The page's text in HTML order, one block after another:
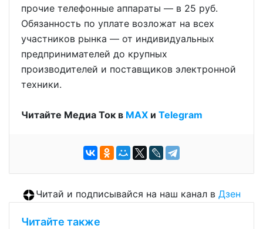
прочие телефонные аппараты — в 25 руб.
Обязанность по уплате возложат на всех
участников рынка — от индивидуальных
предпринимателей до крупных
производителей и поставщиков электронной
техники.
Читайте Медиа Ток в МАХ и Telegram
Читай и подписывайся на наш канал в Дзен
Читайте также